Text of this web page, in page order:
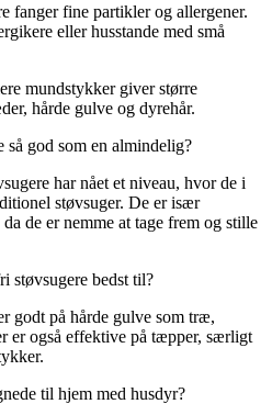
fanger fine partikler og allergener.
eller husstande med små
mundstykker giver større
hårde gulve og dyrehår.
god som en almindelig?
har nået et niveau, hvor de i
støvsuger. De er især
de er nemme at tage frem og stille
støvsugere bedst til?
godt på hårde gulve som træ,
er også effektive på tæpper, særligt
til hjem med husdyr?